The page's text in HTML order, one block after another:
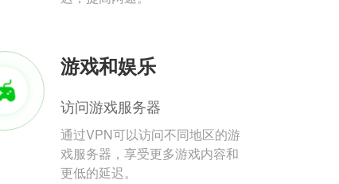
游戏和娱乐
访问游戏服务器
通过VPN可以访问不同地区的游
戏服务器，享受更多游戏内容和
更低的延迟。